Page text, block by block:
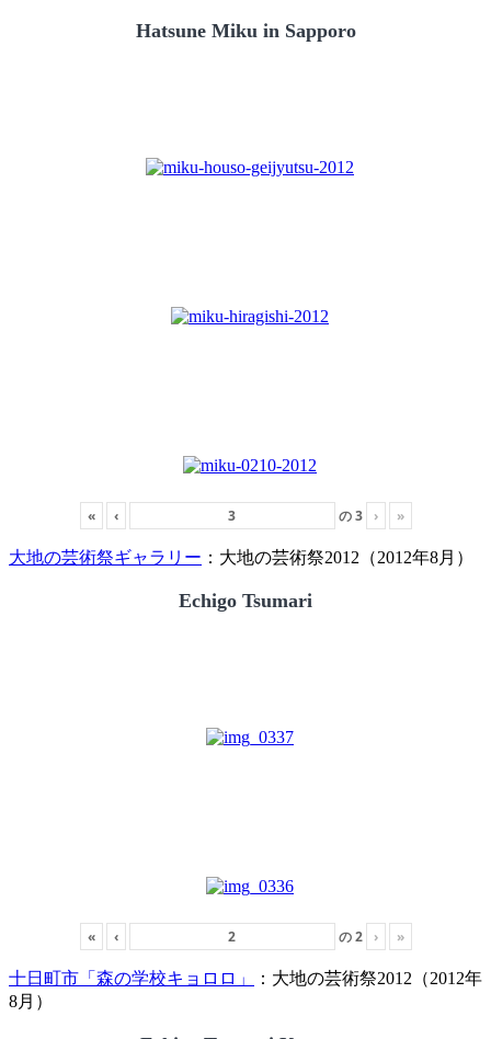
Hatsune Miku in Sapporo
« ‹ の3 › »
大地の芸術祭ギャラリー ：大地の芸術祭2012（2012年8月）
Echigo Tsumari
« ‹ の2 › »
十日町市「森の学校キョロロ」
：大地の芸術祭2012（2012年
8月）